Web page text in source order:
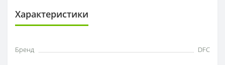
Характеристики
Бренд DFC